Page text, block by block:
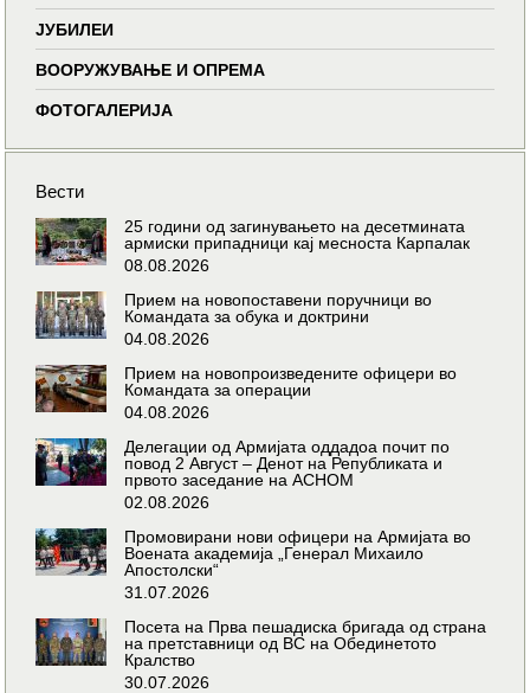
ЈУБИЛЕИ
ВООРУЖУВАЊЕ И ОПРЕМА
ФОТОГАЛЕРИЈА
Вести
25 години од загинувањето на десетмината
армиски припадници кај месноста Карпалак
08.08.2026
Прием на новопоставени поручници во
Командата за обука и доктрини
04.08.2026
Прием на новопроизведените офицери во
Командата за операции
04.08.2026
Делегации од Армијата оддадоа почит по
повод 2 Август – Денот на Републиката и
првото заседание на АСНОМ
02.08.2026
Промовирани нови офицери на Армијата во
Воената академија „Генерал Михаило
Апостолски“
31.07.2026
Посета на Прва пешадиска бригада од страна
на претставници од ВС на Обединетото
Кралство
30.07.2026